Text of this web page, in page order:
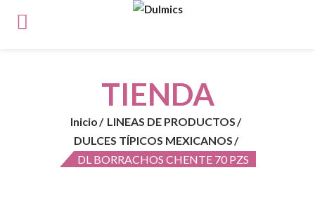
TIENDA
Inicio
LINEAS DE PRODUCTOS
DULCES TÍPICOS MEXICANOS
DL BORRACHOS CHENTE 70 PZS